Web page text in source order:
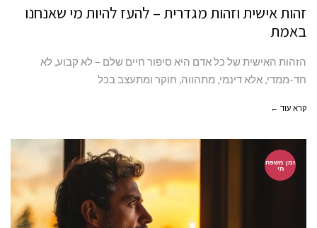
זהות אישית וזהות מגדרית – להעז להיות מי שאנחנו
באמת
הזהות האישית של כל אדם היא סיפור חיים שלם – לא קבוע, לא
חד-ממדי, אלא דינמי, מתהווה, חוקר ומתעצב בכל
קרא עוד ←
זמן משפח
תי